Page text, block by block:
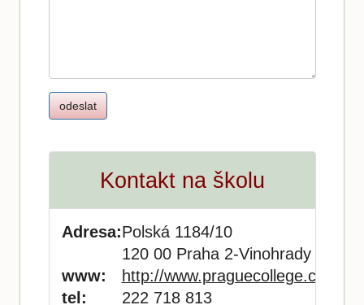
Kontakt na školu
Adresa:Polská 1184/10
120 00 Praha 2-Vinohrady
www:
http://www.praguecollege.cz/
tel:
222 718 813